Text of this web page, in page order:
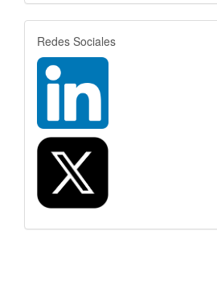
rrss
Redes Sociales